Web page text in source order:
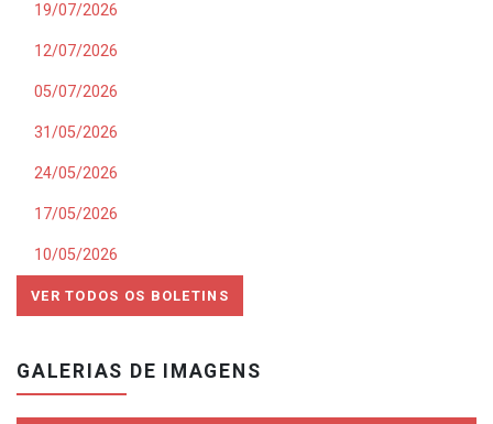
19/07/2026
12/07/2026
05/07/2026
31/05/2026
24/05/2026
17/05/2026
10/05/2026
VER TODOS OS BOLETINS
GALERIAS DE IMAGENS